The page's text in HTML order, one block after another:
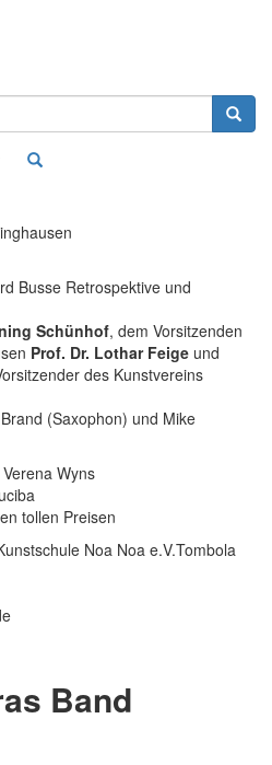
Busse Retrospektive und
Schünhof, dem Vorsitzenden
Prof. Dr. Lothar Feige und
des Kunstvereins
(Saxophon) und Mike
Wyns
tollen Preisen
Noa Noa e.V.Tombola
Band